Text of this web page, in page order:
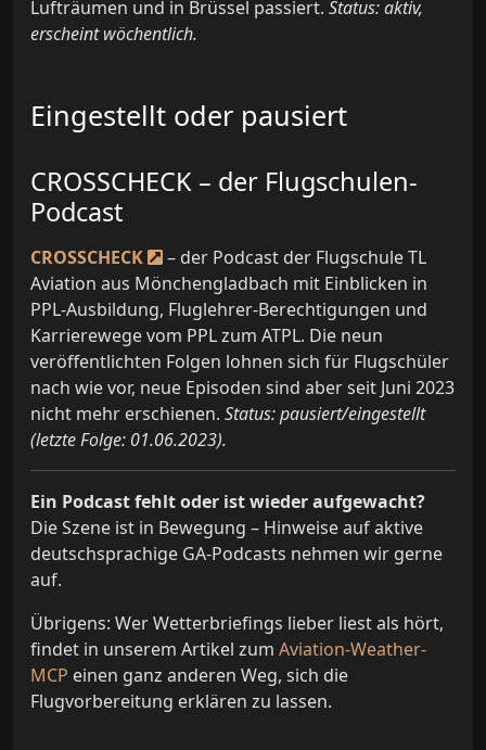
Lufträumen und in Brüssel passiert. Status: aktiv,
erscheint wöchentlich.
Eingestellt oder pausiert
CROSSCHECK – der Flugschulen-
Podcast
CROSSCHECK
– der Podcast der Flugschule TL
Aviation aus Mönchengladbach mit Einblicken in
PPL-Ausbildung, Fluglehrer-Berechtigungen und
Karrierewege vom PPL zum ATPL. Die neun
veröffentlichten Folgen lohnen sich für Flugschüler
nach wie vor, neue Episoden sind aber seit Juni 2023
nicht mehr erschienen. Status: pausiert/eingestellt
(letzte Folge: 01.06.2023).
Ein Podcast fehlt oder ist wieder aufgewacht?
Die Szene ist in Bewegung – Hinweise auf aktive
deutschsprachige GA-Podcasts nehmen wir gerne
auf.
Übrigens: Wer Wetterbriefings lieber liest als hört,
findet in unserem Artikel zum Aviation-Weather-
MCP einen ganz anderen Weg, sich die
Flugvorbereitung erklären zu lassen.